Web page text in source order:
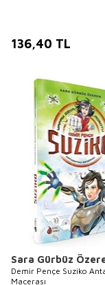
136,40 TL
Sara Gürbüz
Demir Pençe Suziko
Macerası